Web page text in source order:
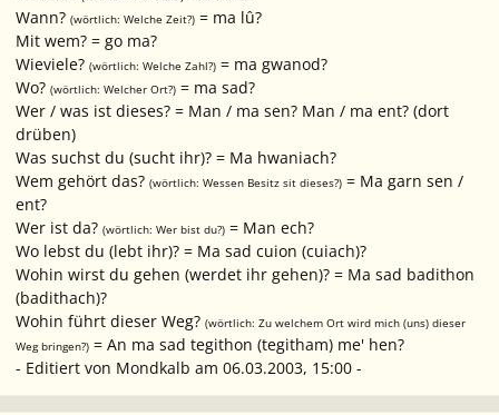
Wann? (wörtlich: Welche Zeit?) = ma lû?
Mit wem? = go ma?
Wieviele? (wörtlich: Welche Zahl?) = ma gwanod?
Wo? (wörtlich: Welcher Ort?) = ma sad?
Wer / was ist dieses? = Man / ma sen? Man / ma ent? (dort
drüben)
Was suchst du (sucht ihr)? = Ma hwaniach?
Wem gehört das? (wörtlich: Wessen Besitz sit dieses?) = Ma garn sen /
ent?
Wer ist da? (wörtlich: Wer bist du?) = Man ech?
Wo lebst du (lebt ihr)? = Ma sad cuion (cuiach)?
Wohin wirst du gehen (werdet ihr gehen)? = Ma sad badithon
(badithach)?
Wohin führt dieser Weg? (wörtlich: Zu welchem Ort wird mich (uns) dieser
Weg bringen?) = An ma sad tegithon (tegitham) me' hen?
- Editiert von Mondkalb am 06.03.2003, 15:00 -